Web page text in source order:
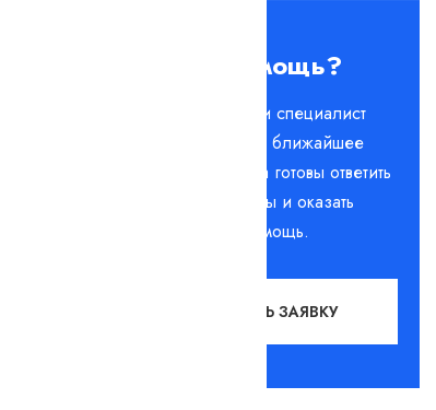
Нужна помощь?
Оставьте заявку, и специалист
свяжется с вами в ближайшее
время. Мы всегда готовы ответить
на любые вопросы и оказать
необходимую помощь.
ОСТАВИТЬ ЗАЯВКУ